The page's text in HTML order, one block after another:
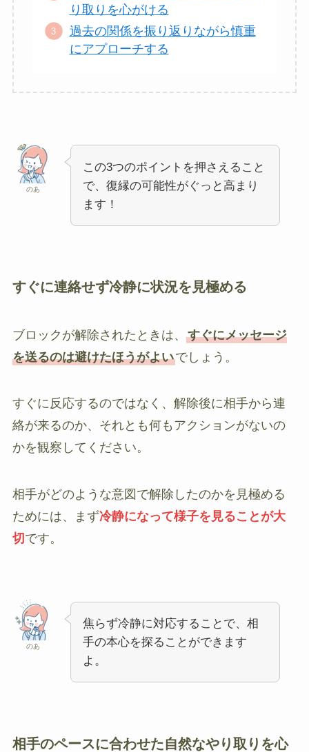
り取りを心がける
過去の関係を振り返りながら慎重
にアプローチする
のあ
この3つのポイントを押さえること
で、復縁の可能性がぐっと高まり
ます！
すぐに連絡せず冷静に状況を見極める
ブロックが解除されたときは、 すぐにメッセージ
を送るのは避けたほうがよいでしょう。
すぐに反応するのではなく、解除後に相手から連
絡が来るのか、それとも何もアクションがないの
かを観察してください。
相手がどのような意図で解除したのかを見極める
ためには、まず冷静になって様子を見ることが大
切 です。
のあ
焦らず冷静に対応することで、相
手の本心を探ることができます
よ。
相手のペースに合わせた自然なやり取りを心